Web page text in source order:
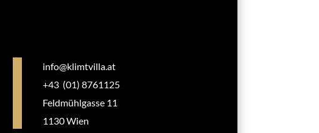
info@klimtvilla.at
+43 (01) 8761125
Feldmühlgasse 11
1130 Wien